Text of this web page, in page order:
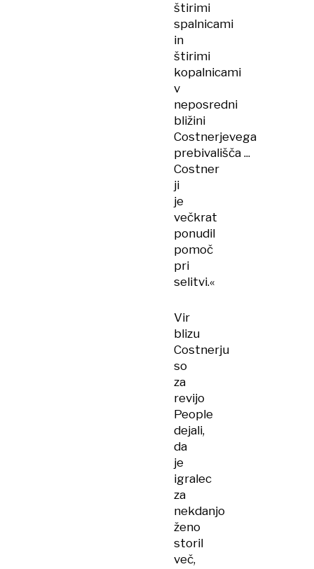
štirimi
spalnicami
in
štirimi
kopalnicami
v
neposredni
bližini
Costnerjevega
prebivališča ...
Costner
ji
je
večkrat
ponudil
pomoč
pri
selitvi.«
Vir
blizu
Costnerju
so
za
revijo
People
dejali,
da
je
igralec
za
nekdanjo
ženo
storil
več,